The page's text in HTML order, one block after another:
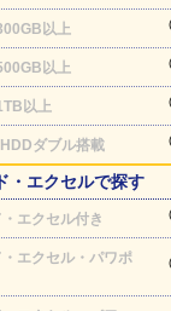
以上
以上
以上
ダブル搭載
・エクセルで探す
エクセル付き
・エクセル・パワポ